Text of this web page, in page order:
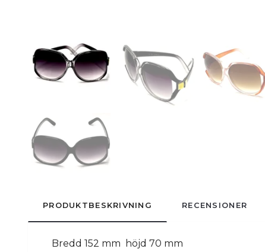
PRODUKTBESKRIVNING RECENSIONER
Bredd 152 mm höjd 70 mm